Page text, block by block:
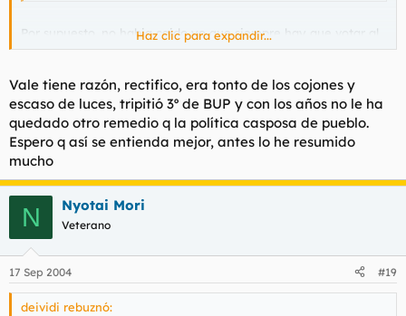
Por supuesto, no habia caido yo que siempre hay que votar al
macarra mas maton de todo el instituto, aunque su capacidad
antes que la palabra.
Poli Diaz for president.
Haz clic para expandir...
Vale tiene razón, rectifico, era tonto de los cojones y
escaso de luces, tripitió 3º de BUP y con los años no le ha
quedado otro remedio q la política casposa de pueblo.
Espero q así se entienda mejor, antes lo he resumido
mucho
N Nyotai Mori
Veterano
17 Sep 2004 #19
deividi rebuznó: